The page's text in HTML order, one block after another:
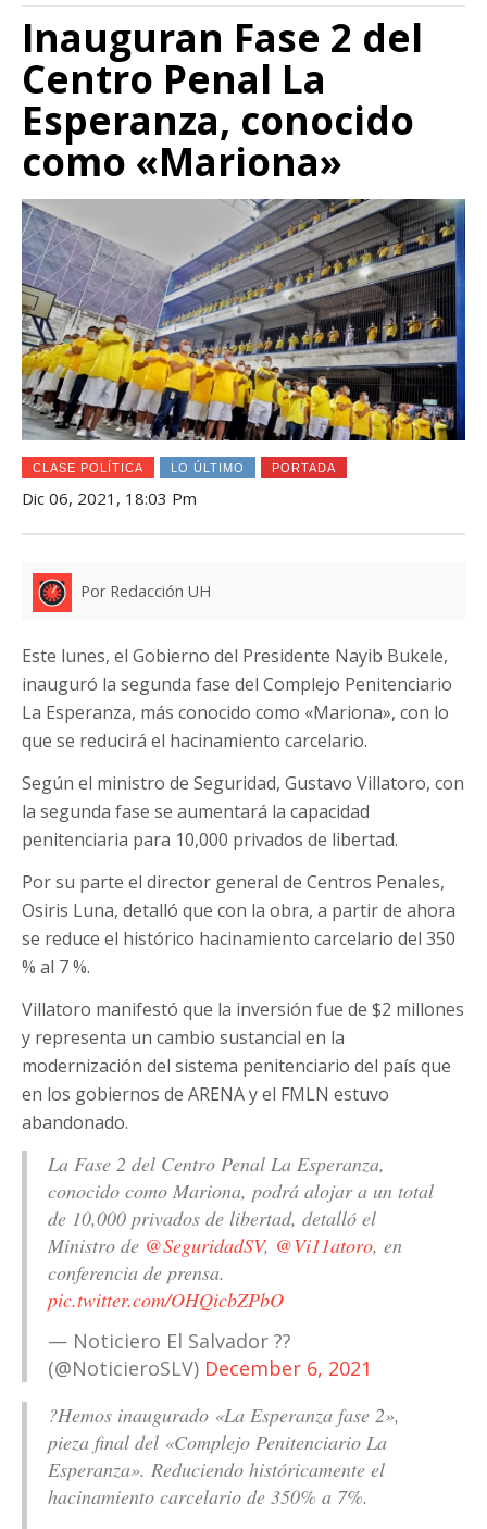
Inauguran Fase 2 del
Centro Penal La
Esperanza, conocido
como «Mariona»
CLASE POLÍTICA LO ÚLTIMO PORTADA
Dic 06, 2021, 18:03 Pm
Por Redacción UH
Este lunes, el Gobierno del Presidente Nayib Bukele,
inauguró la segunda fase del Complejo Penitenciario
La Esperanza, más conocido como «Mariona», con lo
que se reducirá el hacinamiento carcelario.
Según el ministro de Seguridad, Gustavo Villatoro, con
la segunda fase se aumentará la capacidad
penitenciaria para 10,000 privados de libertad.
Por su parte el director general de Centros Penales,
Osiris Luna, detalló que con la obra, a partir de ahora
se reduce el histórico hacinamiento carcelario del 350
% al 7 %.
Villatoro manifestó que la inversión fue de $2 millones
y representa un cambio sustancial en la
modernización del sistema penitenciario del país que
en los gobiernos de ARENA y el FMLN estuvo
abandonado.
La Fase 2 del Centro Penal La Esperanza,
conocido como Mariona, podrá alojar a un total
de 10,000 privados de libertad, detalló el
Ministro de @SeguridadSV, @Vi11atoro, en
conferencia de prensa.
pic.twitter.com/OHQicbZPbO
— Noticiero El Salvador ??
(@NoticieroSLV) December 6, 2021
?Hemos inaugurado «La Esperanza fase 2»,
pieza final del «Complejo Penitenciario La
Esperanza». Reduciendo históricamente el
hacinamiento carcelario de 350% a 7%.